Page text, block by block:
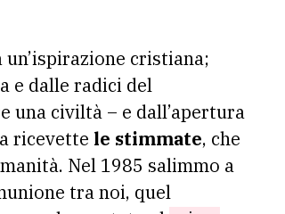
cristiana;
e dalle radici del
una civiltà – e dall’apertura
ricevette le stimmate, che
Nel 1985 salimmo a
tra noi, quel